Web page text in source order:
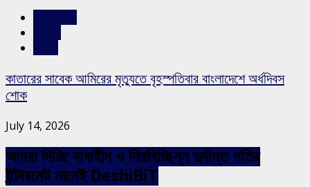
কাতারের সাবেক আমিরের মৃত্যুতে বৃহস্পতিবার বাংলাদেশে অর্ধদিবস
শোক
July 14, 2026
আমরা দিচ্ছি বাধাহীন ও নিরবিচ্ছিন্ন দুর্দান্ত গতির
ইন্টারনেট মানেই DeshiBiT